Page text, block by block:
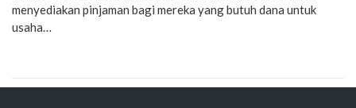
menyediakan pinjaman bagi mereka yang butuh dana untuk
usaha…